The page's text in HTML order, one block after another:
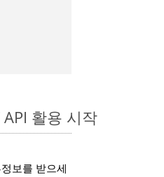
활용 시작
보를 받으세